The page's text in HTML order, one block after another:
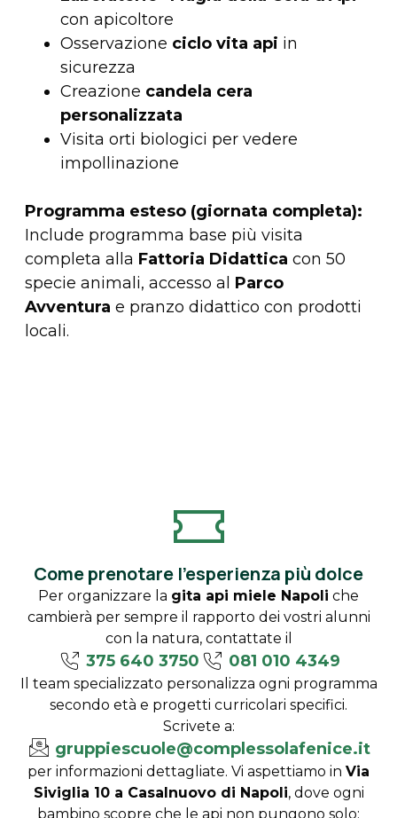
con apicoltore
Osservazione ciclo vita api in
sicurezza
Creazione candela cera
personalizzata
Visita orti biologici per vedere
impollinazione
Programma esteso (giornata completa):
Include programma base più visita
completa alla Fattoria Didattica con 50
specie animali, accesso al Parco
Avventura e pranzo didattico con prodotti
locali.
Come prenotare l'esperienza più dolce
Per organizzare la gita api miele Napoli che
cambierà per sempre il rapporto dei vostri alunni
con la natura, contattate il
375 640 3750 081 010 4349
Il team specializzato personalizza ogni programma
secondo età e progetti curricolari specifici.
Scrivete a:
gruppiescuole@complessolafenice.it
per informazioni dettagliate. Vi aspettiamo in Via
Siviglia 10 a Casalnuovo di Napoli, dove ogni
bambino scopre che le api non pungono solo: